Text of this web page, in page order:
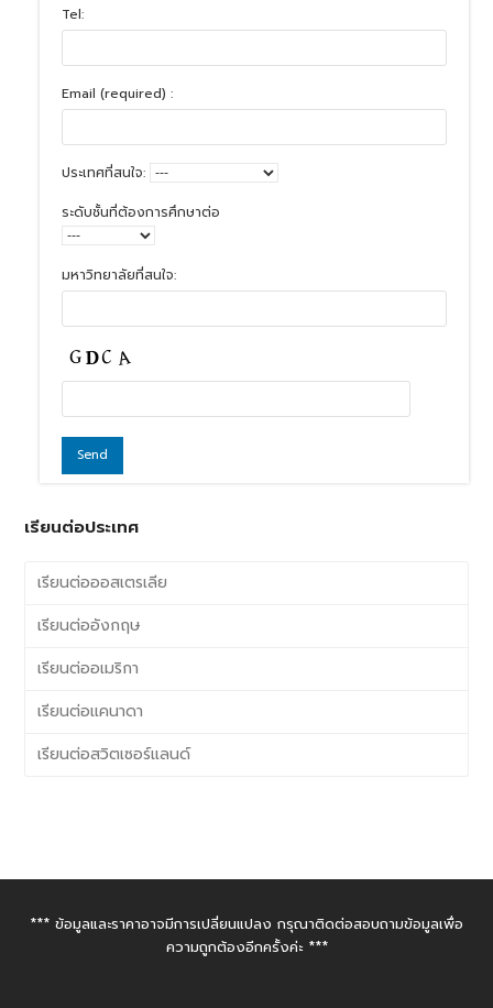
Tel:
Email (required) :
ประเทศที่สนใจ:
ระดับชั้นที่ต้องการศึกษาต่อ
มหาวิทยาลัยที่สนใจ:
เรียนต่อประเทศ
เรียนต่อออสเตรเลีย
เรียนต่ออังกฤษ
เรียนต่ออเมริกา
เรียนต่อแคนาดา
เรียนต่อสวิตเซอร์แลนด์
*** ข้อมูลและราคาอาจมีการเปลี่ยนแปลง กรุณาติดต่อสอบถามข้อมูลเพื่อ
ความถูกต้องอีกครั้งค่ะ ***